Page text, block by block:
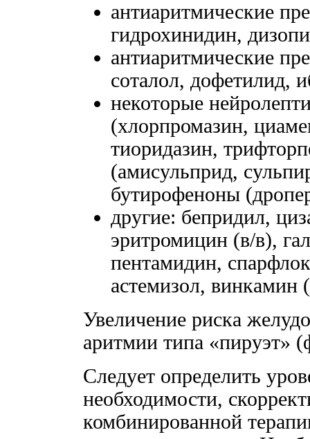
антиаритмические
гидрохинидин,
антиаритмические
соталол, дофетилид,
некоторые
(хлорпромазин,
тиоридазин,
(амисульприд,
бутирофеноны
другие: бепридил,
эритромицин (в/в),
пентамидин,
астемизол, винкамин
Увеличение риска
аритмии типа «пируэт»
Следует определить
необходимости,
комбинированной